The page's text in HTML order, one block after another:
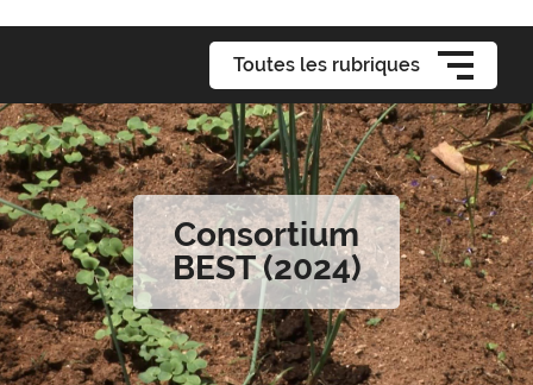
Toutes les rubriques
Consortium
BEST (2024)